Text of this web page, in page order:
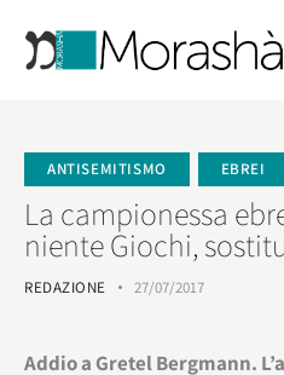
ANTISEMITISMO EBREI
La campionessa
niente Giochi,
REDAZIONE 27/07/2017
Addio a Gretel Bergmann.